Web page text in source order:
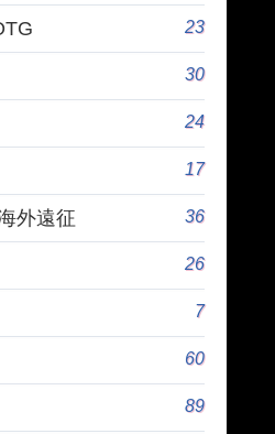
23
30
24
17
外遠征 36
26
7
60
89